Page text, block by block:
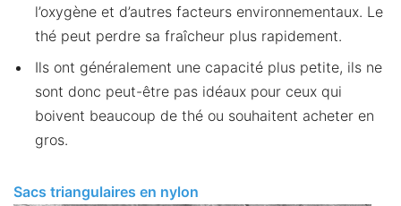
l’oxygène et d’autres facteurs environnementaux. Le
thé peut perdre sa fraîcheur plus rapidement.
Ils ont généralement une capacité plus petite, ils ne
sont donc peut-être pas idéaux pour ceux qui
boivent beaucoup de thé ou souhaitent acheter en
gros.
Sacs triangulaires en nylon